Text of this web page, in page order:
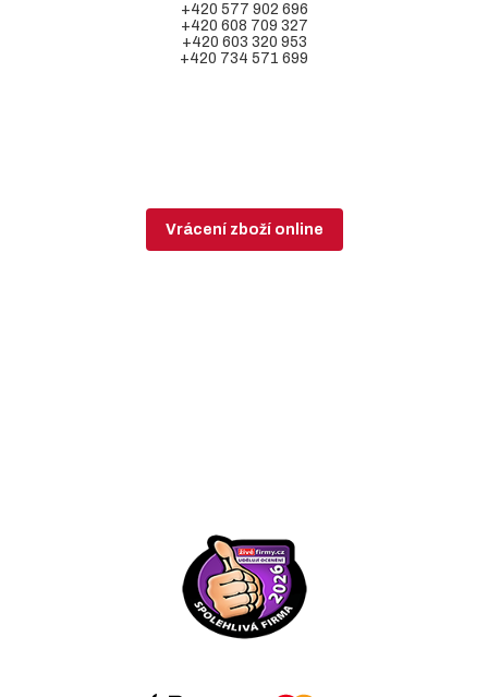
+420 577 902 696
+420 608 709 327
+420 603 320 953
+420 734 571 699
Vrácení zboží online